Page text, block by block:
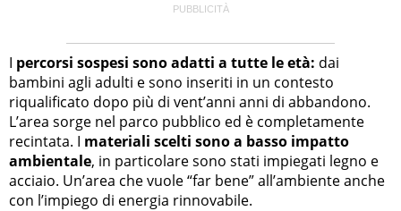
I percorsi sospesi sono adatti a tutte le età: dai
bambini agli adulti e sono inseriti in un contesto
riqualificato dopo più di vent’anni anni di abbandono.
L’area sorge nel parco pubblico ed è completamente
recintata. I materiali scelti sono a basso impatto
ambientale, in particolare sono stati impiegati legno e
acciaio. Un’area che vuole “far bene” all’ambiente anche
con l’impiego di energia rinnovabile.